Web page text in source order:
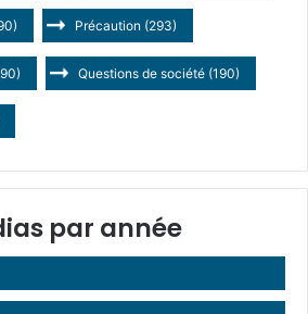
Précaution (293)
Questions de société (190)
par année